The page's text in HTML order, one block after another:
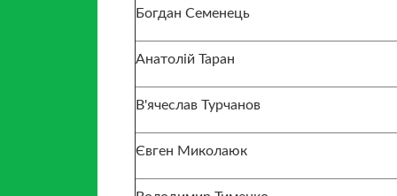
Богдан Семенець
Анатолій Таран
В'ячеслав Турчанов
Євген Миколаюк